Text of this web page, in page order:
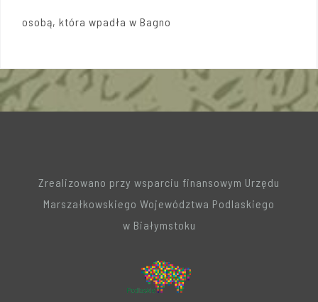
osobą, która wpadła w Bagno
Zrealizowano przy wsparciu finansowym Urzędu
Marszałkowskiego Województwa Podlaskiego
w Białymstoku